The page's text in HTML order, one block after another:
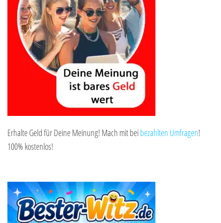
Erhalte Geld für Deine Meinung! Mach mit beibezahlten Umfragen!
100% kostenlos!